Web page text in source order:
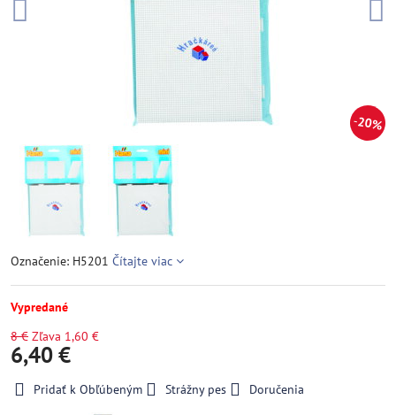
20%
Označenie: H5201 Čítajte viac
Vypredané
8 € Zľava 1,60 €
6,40 €
Pridať k Obľúbeným Strážny pes Doručenia